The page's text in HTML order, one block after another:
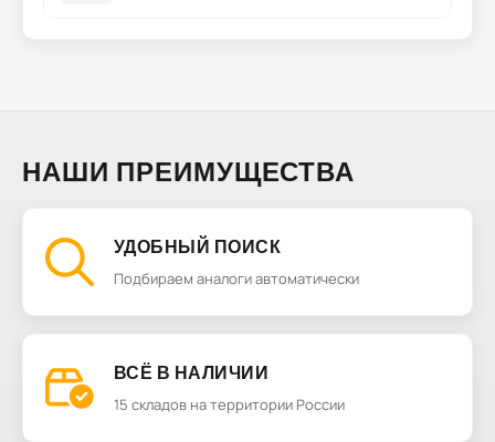
НАШИ ПРЕИМУЩЕСТВА
УДОБНЫЙ ПОИСК
Подбираем аналоги автоматически
ВСЁ В НАЛИЧИИ
15 складов на территории России